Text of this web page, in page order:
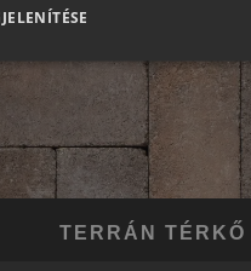
TERRÁN TÉRKŐ